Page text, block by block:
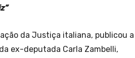
da Justiça italiana, publicou a
ex-deputada Carla Zambelli,